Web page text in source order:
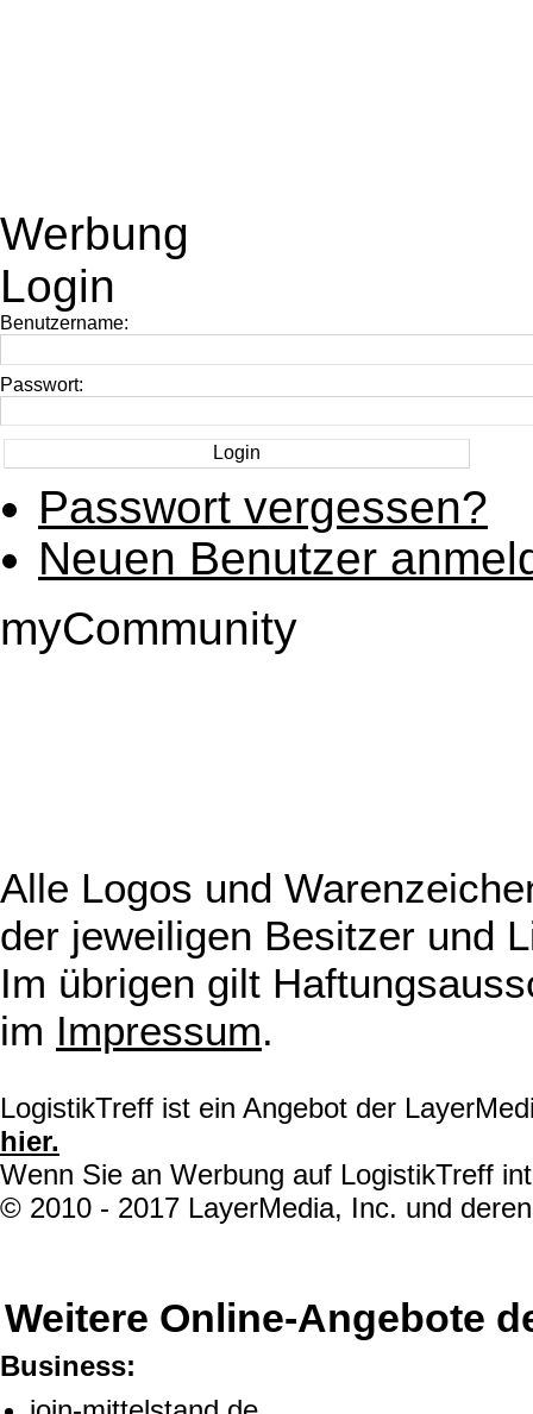
Werbung
Login
Benutzername:
Passwort:
Passwort vergessen?
Neuen Benutzer
myCommunity
Alle Logos und
der jeweiligen Besitzer und
Im übrigen gilt
im Impressum.
LogistikTreff ist ein Angebot der
hier.
Wenn Sie an Werbung auf LogistikTreff
© 2010 - 2017 LayerMedia, Inc. und
Weitere Online-Angebote
Business: